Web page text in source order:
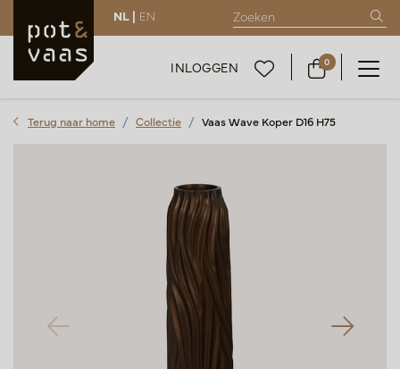
NL | EN
INLOGGEN 0
Terug naar home Collectie Vaas Wave Koper D16 H75